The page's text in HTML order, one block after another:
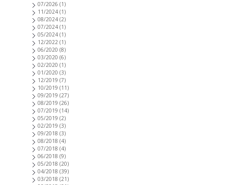
07/2026 (1)
11/2024 (1)
08/2024 (2)
07/2024 (1)
05/2024 (1)
12/2022 (1)
06/2020 (8)
03/2020 (6)
02/2020 (1)
01/2020 (3)
12/2019 (7)
10/2019 (11)
09/2019 (27)
08/2019 (26)
07/2019 (14)
05/2019 (2)
02/2019 (3)
09/2018 (3)
08/2018 (4)
07/2018 (4)
06/2018 (9)
05/2018 (20)
04/2018 (39)
03/2018 (21)